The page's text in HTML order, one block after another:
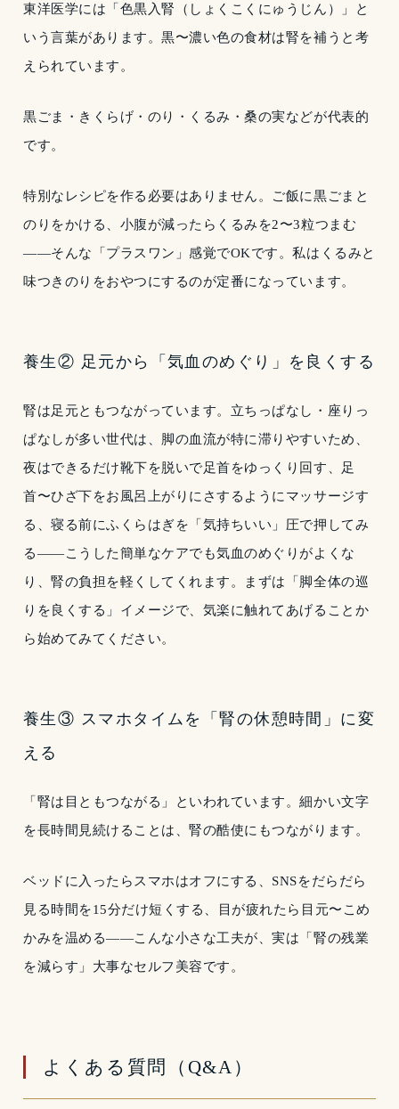
東洋医学には「色黒入腎（しょくこくにゅうじん）」と
いう言葉があります。黒〜濃い色の食材は腎を補うと考
えられています。
黒ごま・きくらげ・のり・くるみ・桑の実などが代表的
です。
特別なレシピを作る必要はありません。ご飯に黒ごまと
のりをかける、小腹が減ったらくるみを2〜3粒つまむ
——そんな「プラスワン」感覚でOKです。私はくるみと
味つきのりをおやつにするのが定番になっています。
養生② 足元から「気血のめぐり」を良くする
腎は足元ともつながっています。立ちっぱなし・座りっ
ぱなしが多い世代は、脚の血流が特に滞りやすいため、
夜はできるだけ靴下を脱いで足首をゆっくり回す、足
首〜ひざ下をお風呂上がりにさするようにマッサージす
る、寝る前にふくらはぎを「気持ちいい」圧で押してみ
る——こうした簡単なケアでも気血のめぐりがよくな
り、腎の負担を軽くしてくれます。まずは「脚全体の巡
りを良くする」イメージで、気楽に触れてあげることか
ら始めてみてください。
養生③ スマホタイムを「腎の休憩時間」に変
える
「腎は目ともつながる」といわれています。細かい文字
を長時間見続けることは、腎の酷使にもつながります。
ベッドに入ったらスマホはオフにする、SNSをだらだら
見る時間を15分だけ短くする、目が疲れたら目元〜こめ
かみを温める——こんな小さな工夫が、実は「腎の残業
を減らす」大事なセルフ美容です。
よくある質問（Q&A）